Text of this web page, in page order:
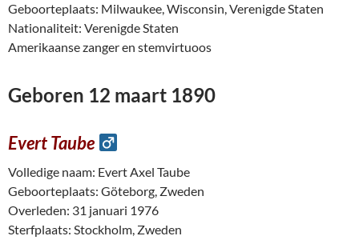
Geboorteplaats: Milwaukee, Wisconsin, Verenigde Staten
Nationaliteit: Verenigde Staten
Amerikaanse zanger en stemvirtuoos
Geboren 12 maart 1890
Evert Taube
Volledige naam: Evert Axel Taube
Geboorteplaats: Göteborg, Zweden
Overleden: 31 januari 1976
Sterfplaats: Stockholm, Zweden